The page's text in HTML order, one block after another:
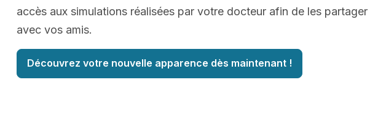
accès aux simulations réalisées par votre docteur afin de les partager
avec vos amis.
Découvrez votre nouvelle apparence dès maintenant !